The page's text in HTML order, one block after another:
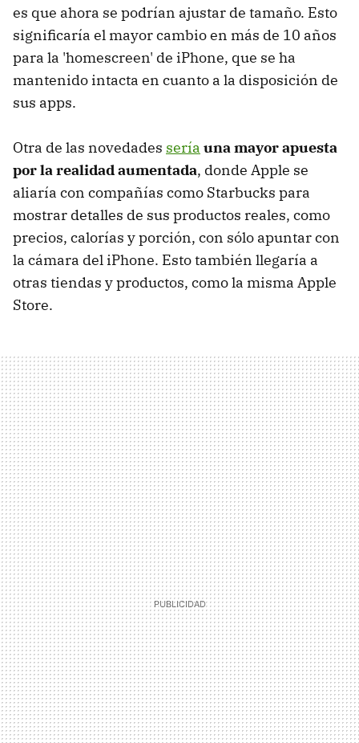
es que ahora se podrían ajustar de tamaño. Esto
significaría el mayor cambio en más de 10 años
para la 'homescreen' de iPhone, que se ha
mantenido intacta en cuanto a la disposición de
sus apps.
Otra de las novedades sería una mayor apuesta
por la realidad aumentada, donde Apple se
aliaría con compañías como Starbucks para
mostrar detalles de sus productos reales, como
precios, calorías y porción, con sólo apuntar con
la cámara del iPhone. Esto también llegaría a
otras tiendas y productos, como la misma Apple
Store.